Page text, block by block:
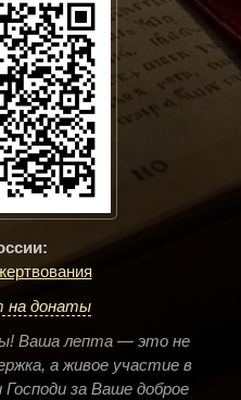
на донаты
Ваша лепта — это не
а живое участие в
за Ваше доброе